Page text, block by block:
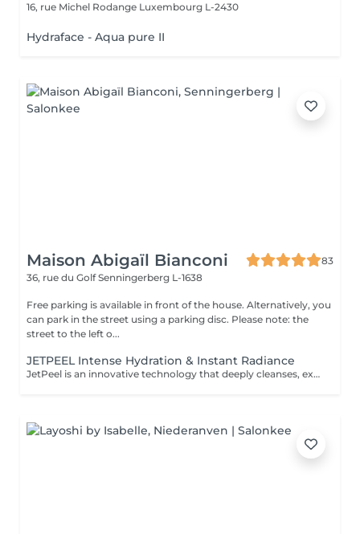
16, rue Michel Rodange Luxembourg L-2430
Hydraface - Aqua pure II
Maison Abigaïl Bianconi
83
36, rue du GolfSenningerberg L-1638
Free parking is available in front of the house. Alternatively, you
can park in the street using a parking disc. Please note: the
street to the left o...
JETPEEL Intense Hydration & Instant Radiance
JetPeel is an innovative technology that deeply cleanses, exfoliates, and infuses the skin without needles or contact. Using a high-velocity jet of air and active ingredients, the skin is thoroughly cleansed, intensely hydrated, and immediately more radiant. This treatment works both on the surface and deep within the skin to visibly improve its quality: Smooths skin texture Tightens pores Revives the complexion's radiance Reduces wrinkles, fine lines, and signs of fatigue Provides intense hydration Painless and with no downtime, the skin looks clear, fresh, plump, and glowing from the very first session. Each session includes: A double skin analysis, including a precise technology-assisted diagnosis A complete JetPeel treatment Application of a targeted booster according to the skin's needs A LED session to optimize and extend results Ideal as a treatment course for lasting, visible improvement in skin quality, or as maintenance between a classic facial and a deeper treatment such as Morpheus.